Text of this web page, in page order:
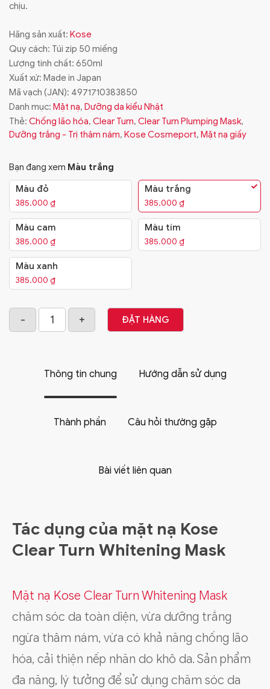
chịu.
Hãng sản xuất: Kose
Quy cách: Túi zip 50 miếng
Lượng tinh chất: 650ml
Xuất xứ: Made in Japan
Mã vạch (JAN): 4971710383850
Danh mục: Mặt nạ, Dưỡng da kiểu Nhật
Thẻ: Chống lão hóa, Clear Turn, Clear Turn Plumping Mask,
Dưỡng trắng - Trị thâm nám, Kose Cosmeport, Mặt nạ giấy
Bạn đang xem Màu trắng
Màu đỏ
385.000 ₫
Màu trắng
385.000 ₫
Màu cam
385.000 ₫
Màu tím
385.000 ₫
Màu xanh
385.000 ₫
ĐẶT HÀNG
Thông tin chung Hướng dẫn sử dụng
Thành phần Câu hỏi thường gặp
Bài viết liên quan
Tác dụng của mặt nạ Kose
Clear Turn Whitening Mask
Mặt nạ Kose Clear Turn Whitening Mask
chăm sóc da toàn diện, vừa dưỡng trắng
ngừa thâm nám, vừa có khả năng chống lão
hóa, cải thiện nếp nhăn do khô da. Sản phẩm
đa năng, lý tưởng để sử dụng chăm sóc da